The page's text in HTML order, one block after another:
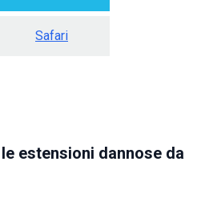
Safari
estensioni dannose da